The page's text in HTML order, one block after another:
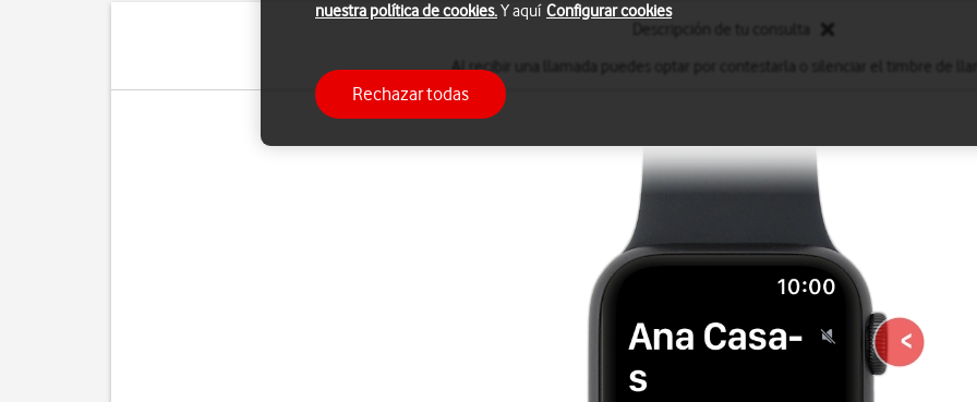
Al recibir una llamada puedes optar por contestarla o silenciar el timbre de
nuestra política de cookies.Y aquí Configurar cookies
Rechazar todas